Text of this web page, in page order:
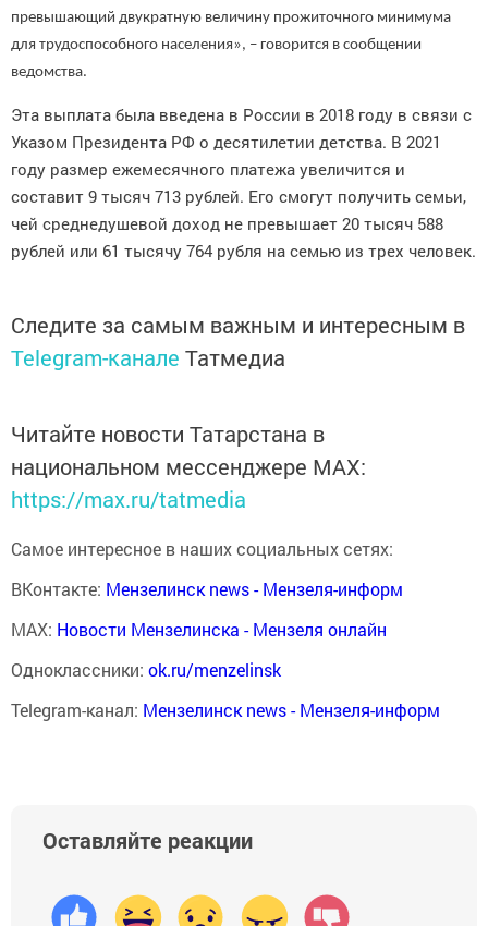
превышающий двукратную величину прожиточного минимума
для трудоспособного населения», – говорится в сообщении
ведомства.
Эта выплата была введена в России в 2018 году в связи с
Указом Президента РФ о десятилетии детства. В 2021
году размер ежемесячного платежа увеличится и
составит 9 тысяч 713 рублей. Его смогут получить семьи,
чей среднедушевой доход не превышает 20 тысяч 588
рублей или 61 тысячу 764 рубля на семью из трех человек.
Следите за самым важным и интересным в
Telegram-канале Татмедиа
Читайте новости Татарстана в
национальном мессенджере MАХ:
https://max.ru/tatmedia
Самое интересное в наших социальных сетях:
ВКонтакте: Мензелинск news - Мензеля-информ
MAX: Новости Мензелинска - Мензеля онлайн
Одноклассники: ok.ru/menzelinsk
Telegram-канал: Мензелинск news - Мензеля-информ
Оставляйте реакции